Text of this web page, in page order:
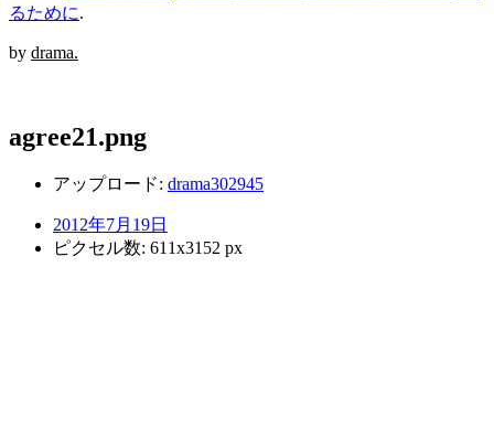
るために.
by drama.
agree21.png
アップロード: drama302945
2012年7月19日
ピクセル数: 611x3152 px